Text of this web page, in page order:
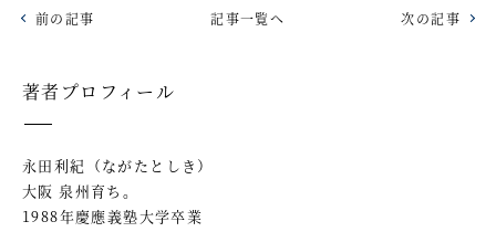
前の記事 記事一覧へ 次の記事
著者プロフィール
永田利紀（ながたとしき）
大阪 泉州育ち。
1988年慶應義塾大学卒業